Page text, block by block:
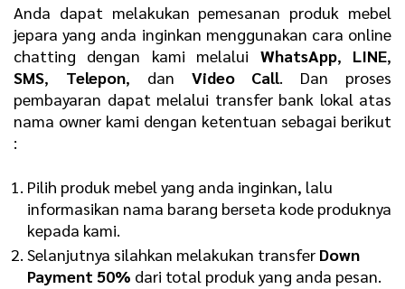
Anda dapat melakukan pemesanan produk mebel
jepara yang anda inginkan menggunakan cara online
chatting dengan kami melalui WhatsApp, LINE,
SMS, Telepon, dan Video Call . Dan proses
pembayaran dapat melalui transfer bank lokal atas
nama owner kami dengan ketentuan sebagai berikut
:
Pilih produk mebel yang anda inginkan, lalu
informasikan nama barang berseta kode produknya
kepada kami.
Selanjutnya silahkan melakukan transfer Down
Payment 50% dari total produk yang anda pesan.